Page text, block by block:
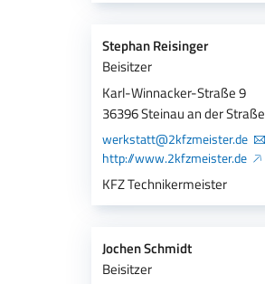
Stephan Reisinger
Beisitzer
Karl-Winnacker-Straße 9
36396 Steinau an der Straße
werkstatt@2kfzmeister.de
http://www.2kfzmeister.de
KFZ Technikermeister
Jochen Schmidt
Beisitzer